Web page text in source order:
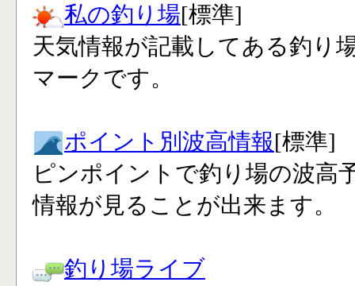
私の釣り場[標準]
天気情報が記載してある釣り
マークです。
ポイント別波高情報[標準]
ピンポイントで釣り場の波高
情報が見ることが出来ます。
釣り場ライブ